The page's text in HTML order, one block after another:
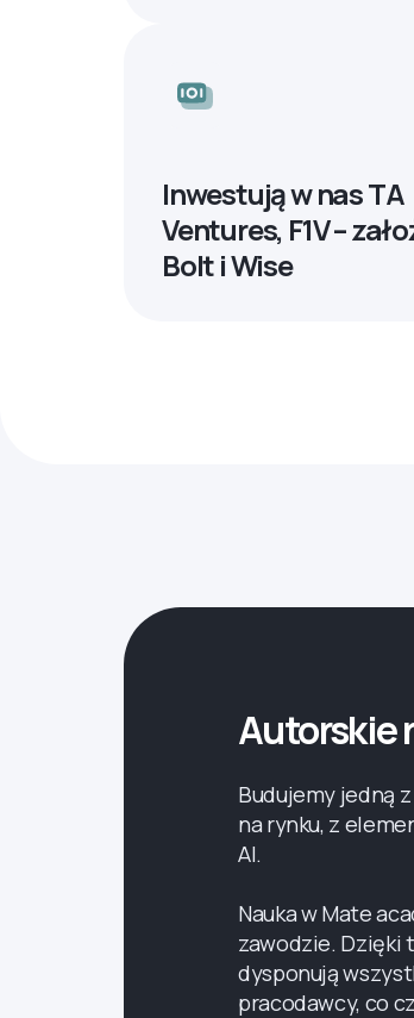
Inwestują w nas TA
Ventures, F1V –
Bolt i Wise
Autorskie
Budujemy jedną
na rynku, z
AI.
Nauka w Mate
zawodzie. Dzięki
dysponują
pracodawcy, co